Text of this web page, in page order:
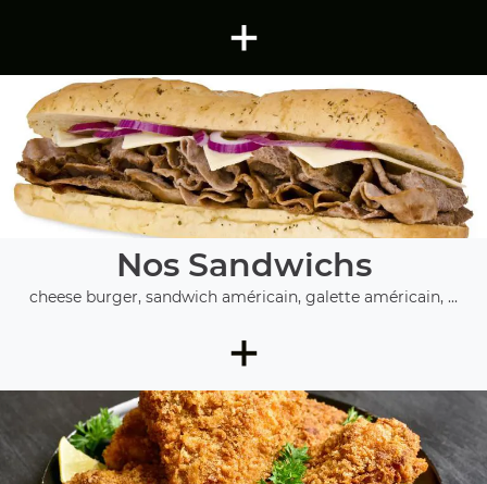
+
Nos Sandwichs
cheese burger, sandwich américain, galette américain, ...
+